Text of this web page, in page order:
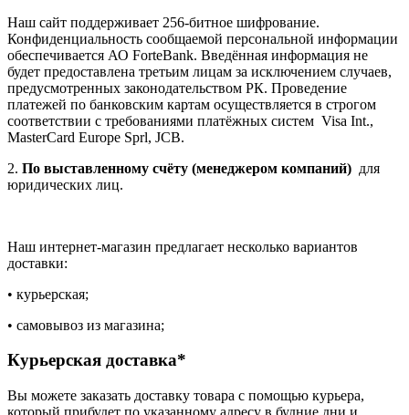
Наш сайт поддерживает 256-битное шифрование.
Конфиденциальность сообщаемой персональной информации
обеспечивается АО ForteBank. Введённая информация не
будет предоставлена третьим лицам за исключением случаев,
предусмотренных законодательством РК. Проведение
платежей по банковским картам осуществляется в строгом
соответствии с требованиями платёжных систем Visa Int.,
MasterCard Europe Sprl, JCB.
2. По выставленному счёту (менеджером компаний) для
юридических лиц.
Наш интернет-магазин предлагает несколько вариантов
доставки:
• курьерская;
• самовывоз из магазина;
Курьерская доставка*
Вы можете заказать доставку товара с помощью курьера,
который прибудет по указанному адресу в будние дни и